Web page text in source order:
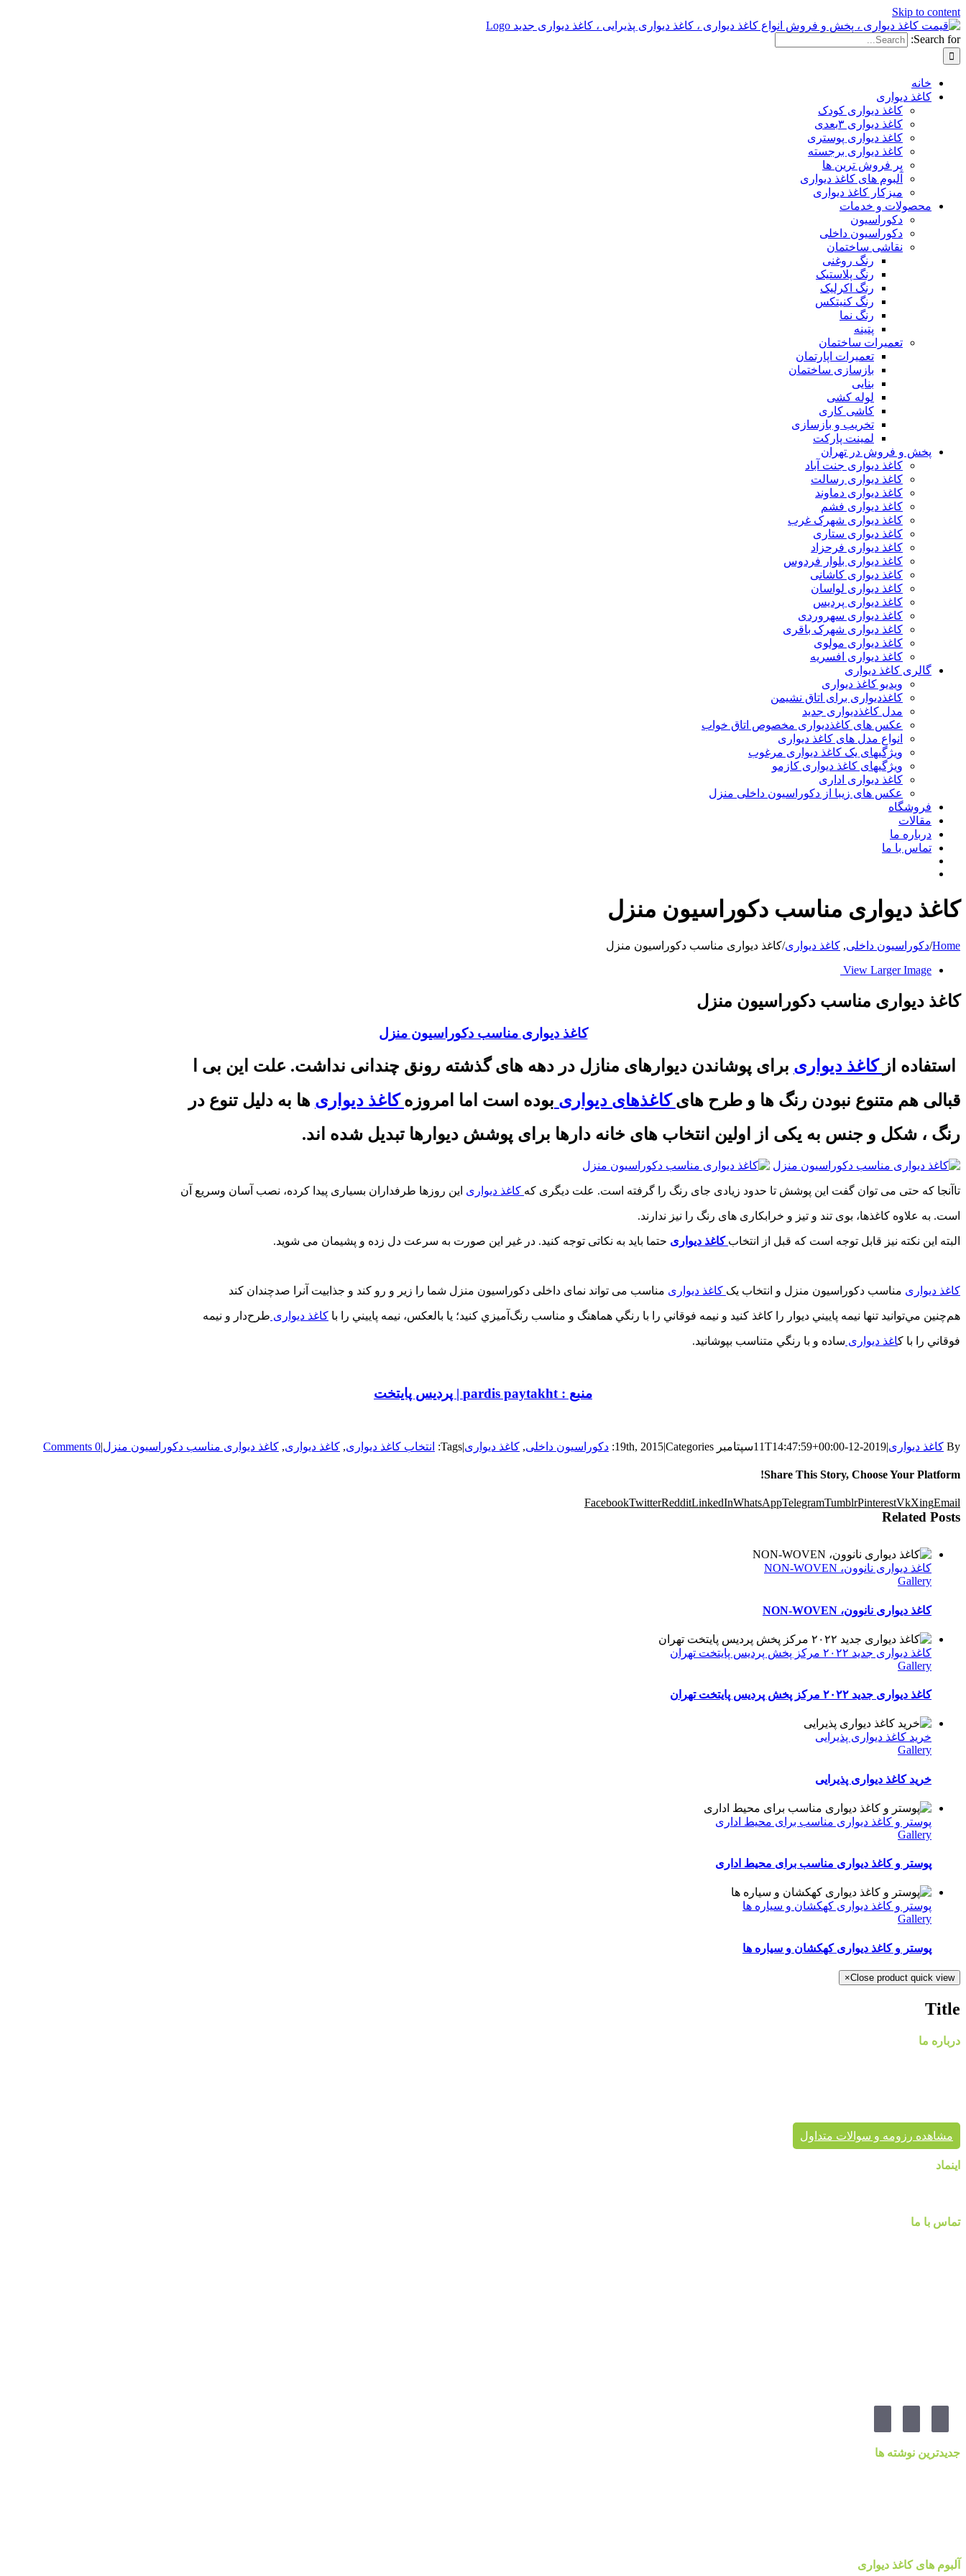
Skip to content
Search for:
خانه
کاغذ دیواری
کاغذ دیواری کودک
کاغذ دیواری ۳بعدی
کاغذ دیواری پوستری
کاغذ دیواری برجسته
پر فروش ترین ها
آلبوم های کاغذ دیواری
میزکار کاغذ دیواری
محصولات و خدمات
دکوراسیون
دکوراسیون داخلی
نقاشی ساختمان
رنگ روغنی
رنگ پلاستیک
رنگ اکرلیک
رنگ کنیتکس
رنگ نما
پتینه
تعمیرات ساختمان
تعمیرات اپارتمان
بازسازی ساختمان
بنایی
لوله کشی
کاشی کاری
تخریب و بازسازی
لمینت پارکت
پخش و فروش در تهران
کاغذ دیواری جنت آباد
کاغذ دیواری رسالت
کاغذ دیواری دماوند
کاغذ دیواری فشم
کاغذ دیواری شهرک غرب
کاغذ دیواری ستاری
کاغذ دیواری فرحزاد
کاغذ دیواری بلوار فردوس
کاغذ دیواری کاشانی
کاغذ دیواری لواسان
کاغذ دیواری پردیس
کاغذ دیواری سهروردی
کاغذ دیواری شهرک باقری
کاغذ دیواری مولوی
کاغذ دیواری افسریه
گالری کاغذ دیواری
ویدیو کاغذ دیواری
کاغذدیواری برای اتاق نشیمن
مدل کاغذدیواری جدید
عکس های کاغذدیواری مخصوص اتاق خواب
انواع مدل های کاغذ دیواری
ویژگیهای یک کاغذ دیواری مرغوب
ویژگیهای کاغذ دیواری کازمو
کاغذ دیواری اداری
عکس های زیبا از دکوراسیون داخلی منزل
فروشگاه
مقالات
درباره ما
تماس با ما
کاغذ دیواری مناسب دکوراسیون منزل
Home
/دکوراسیون داخلی, کاغذ دیواری/کاغذ دیواری مناسب دکوراسیون منزل
View Larger Image
کاغذ دیواری مناسب دکوراسیون منزل
کاغذ دیواری مناسب دکوراسیون منزل
استفاده از کاغذ دیواری برای پوشاندن دیوارهای منازل در دهه های گذشته رونق چندانی نداشت. علت این بی ا
قبالی هم متنوع نبودن رنگ ها و طرح هایکاغذهای دیواری بوده است اما امروزهکاغذ دیواری ها به دلیل تنوع در
رنگ ، شکل و جنس به یکی از اولین انتخاب های خانه دارها برای پوشش دیوارها تبدیل شده اند.
تاآنجا که حتی می توان گفت این پوشش تا حدود زیادی جای رنگ را گرفته است. علت دیگری که کاغذ دیواری این روزها طرفداران بسیاری پیدا کرده، نصب آسان وسریع آن
است. به علاوه کاغذها، بوی تند و تیز و خرابکاری های رنگ را نیز ندارند.
البته این نکته نیز قابل توجه است که قبل از انتخاب کاغذ دیواری حتما باید به نکاتی توجه کنید. در غیر این صورت به سرعت دل زده و پشیمان می شوید.
کاغذ دیواری مناسب دکوراسیون منزل و انتخاب یک کاغذ دیواری مناسب می تواند نمای داخلی دکوراسیون منزل شما را زیر و رو کند و جذابیت آنرا صدچندان کند
هم‌چنين مي‌توانيد تنها نيمه پاييني ديوار را كاغذ كنید و نيمه فوقاني را با رنگي هماهنگ و مناسب رنگ‌آميزي كنيد؛ يا بالعكس، نيمه پاييني را با كاغذ ديواری طرح‌دار و نيمه
فوقاني را با كاغذ ديواری ساده و با رنگي متناسب بپوشانيد.
منبع : pardis paytakht | پرديس پايتخت
By کاغذ دیواری|
2019-12-11T14:47:59+00:00 سپتامبر 19th, 2015 |Categories: دکوراسیون داخلی, کاغذ دیواری|
Tags: انتخاب کاغذ دیواری, کاغذ دیواری, کاغذ دیواری مناسب دکوراسیون منزل|
0 Comments
Share This Story, Choose Your Platform!
FacebookTwitterRedditLinkedInWhatsAppTelegramTumblrPinterestVkXingEmail
Related Posts
کاغذ دیواری نانوون، NON-WOVEN
Gallery
کاغذ دیواری نانوون، NON-WOVEN
کاغذ دیواری جدید ۲۰۲۲ مرکز پخش پردیس پایتخت تهران
Gallery
کاغذ دیواری جدید ۲۰۲۲ مرکز پخش پردیس پایتخت تهران
خرید کاغذ دیواری پذیرایی
Gallery
خرید کاغذ دیواری پذیرایی
پوستر و کاغذ دیواری مناسب برای محیط اداری
Gallery
پوستر و کاغذ دیواری مناسب برای محیط اداری
پوستر و کاغذ دیواری کهکشان و سیاره ها
Gallery
پوستر و کاغذ دیواری کهکشان و سیاره ها
Close product quick view
×
Title
درباره ما
مشاهده رزومه و سوالات متداول
اینماد
تماس با ما
جدیدترین نوشته ها
آلبوم های کاغذ دیواری